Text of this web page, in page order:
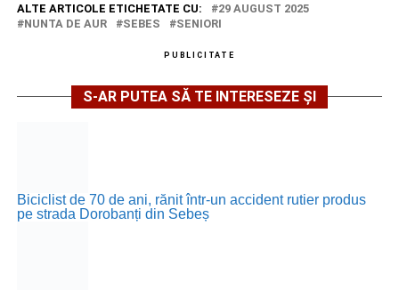
ALTE ARTICOLE ETICHETATE CU:
29 AUGUST 2025
NUNTA DE AUR
SEBES SENIORI
PUBLICITATE
S-AR PUTEA SĂ TE INTERESEZE ȘI
Biciclist de 70 de ani, rănit într-un accident rutier produs
pe strada Dorobanți din Sebeș